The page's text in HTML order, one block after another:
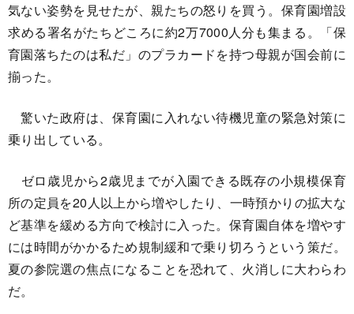
気ない姿勢を見せたが、親たちの怒りを買う。保育園増設
求める署名がたちどころに約2万7000人分も集まる。「保
育園落ちたのは私だ」のプラカードを持つ母親が国会前に
揃った。
驚いた政府は、保育園に入れない待機児童の緊急対策に
乗り出している。
ゼロ歳児から2歳児までが入園できる既存の小規模保育
所の定員を20人以上から増やしたり、一時預かりの拡大な
ど基準を緩める方向で検討に入った。保育園自体を増やす
には時間がかかるため規制緩和で乗り切ろうという策だ。
夏の参院選の焦点になることを恐れて、火消しに大わらわ
だ。